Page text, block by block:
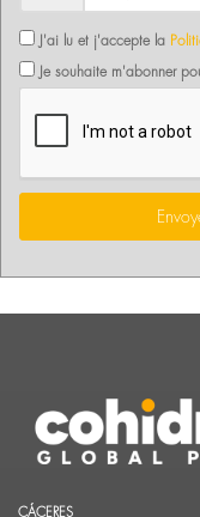
J'ai lu et j'accepte la
Je souhaite m'abonner
CÁCERES